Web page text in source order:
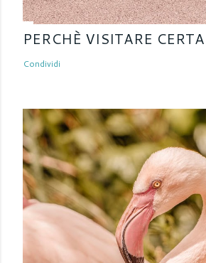
PERCHÈ VISITARE
Condividi